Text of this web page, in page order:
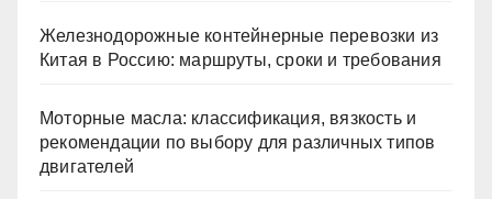
Железнодорожные контейнерные перевозки из
Китая в Россию: маршруты, сроки и требования
Моторные масла: классификация, вязкость и
рекомендации по выбору для различных типов
двигателей